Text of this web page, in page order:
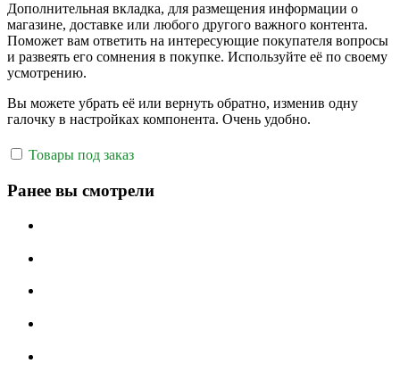
Дополнительная вкладка, для размещения информации о
магазине, доставке или любого другого важного контента.
Поможет вам ответить на интересующие покупателя вопросы
и развеять его сомнения в покупке. Используйте её по своему
усмотрению.
Вы можете убрать её или вернуть обратно, изменив одну
галочку в настройках компонента. Очень удобно.
Товары под заказ
Ранее вы смотрели